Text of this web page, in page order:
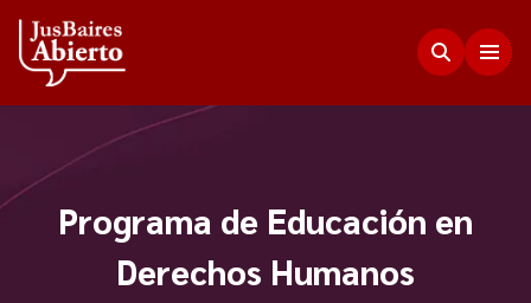
Justicia Abierta
Transparencia
Programa de Educación en
Derechos Humanos